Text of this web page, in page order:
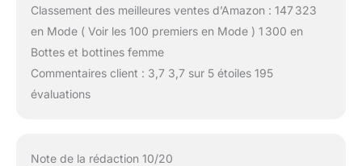
Classement des meilleures ventes d’Amazon : 147 323
en Mode ( Voir les 100 premiers en Mode ) 1 300 en
Bottes et bottines femme
Commentaires client : 3,7 3,7 sur 5 étoiles 195
évaluations
Note de la rédaction 10/20